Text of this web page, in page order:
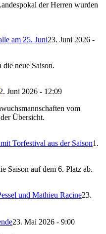
der Herren wurden
am 25. Juni23. Juni 2026 -
neue Saison.
2. Juni 2026 - 12:09
vom
Übersicht.
Torfestival aus der Saison1.
Saison auf dem 6. Platz ab.
und Mathieu Racine23.
23. Mai 2026 - 9:00